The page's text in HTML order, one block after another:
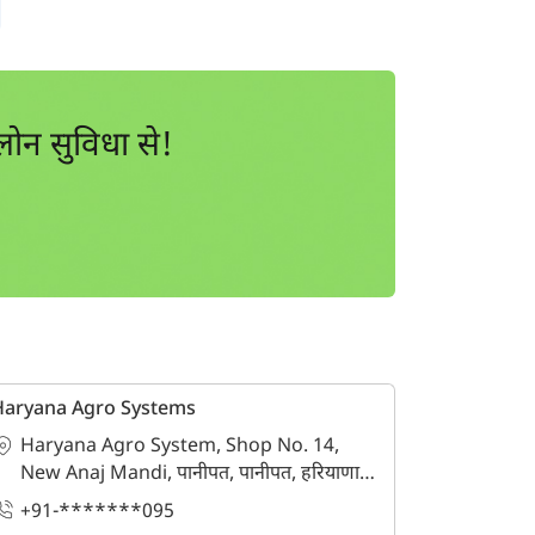
सुविधा से!
Agro Systems
Haryana Agro System, Shop No. 14,
New Anaj Mandi, पानीपत, पानीपत, हरियाणा -
132103
+91-*******095